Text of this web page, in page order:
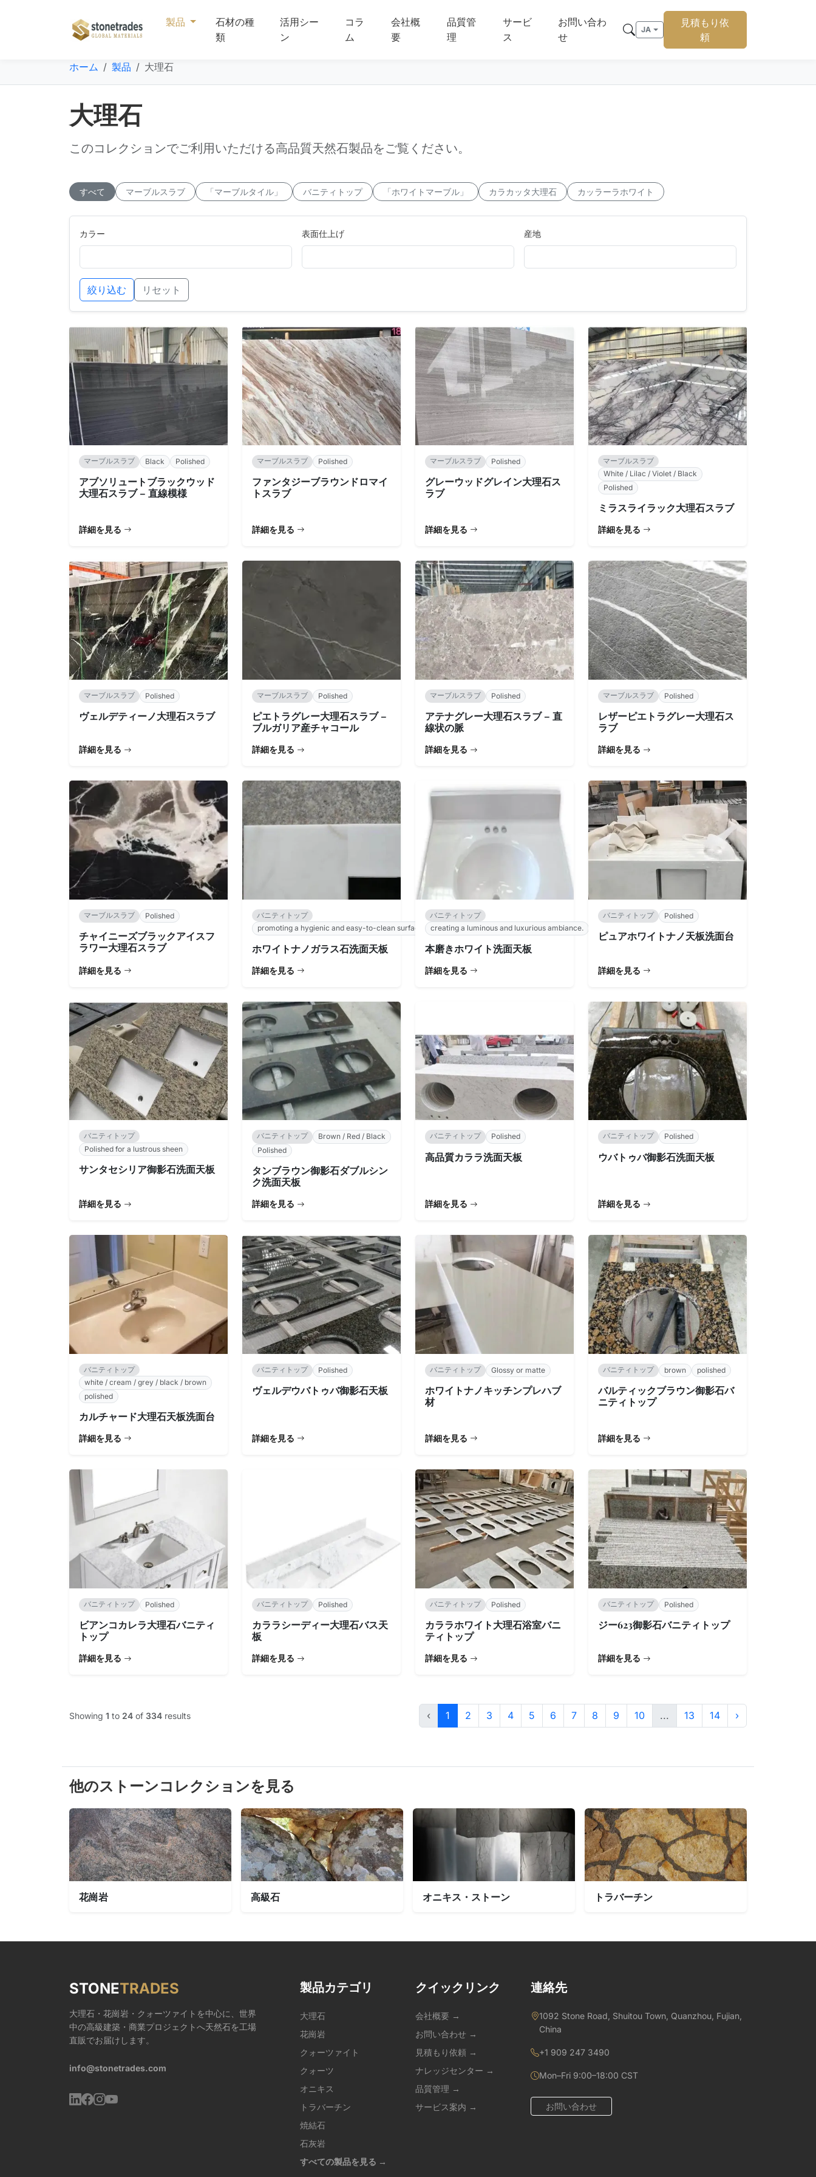
製品
石材の種
類
活用シー
ン
コラ
ム
会社概
要
品質管
理
サービ
ス
お問い合わ
せ
JA
見積もり依
頼
ホーム 製品 大理石
大理石
このコレクションでご利用いただける高品質天然石製品をご覧ください。
すべて マーブルスラブ 「マーブルタイル」 バニティトップ 「ホワイトマーブル」 カラカッタ大理石 カッラーラホワイト
カラー 表面仕上げ 産地
絞り込む リセット
マーブルスラブ Black Polished
アブソリュートブラックウッド
大理石スラブ – 直線模様
詳細を見る
マーブルスラブ Polished
ファンタジーブラウンドロマイ
トスラブ
詳細を見る
マーブルスラブ Polished
グレーウッドグレイン大理石ス
ラブ
詳細を見る
マーブルスラブ
White / Lilac / Violet / Black
Polished
ミラスライラック大理石スラブ
詳細を見る
マーブルスラブ Polished
ヴェルデティーノ大理石スラブ
詳細を見る
マーブルスラブ Polished
ピエトラグレー大理石スラブ –
ブルガリア産チャコール
詳細を見る
マーブルスラブ Polished
アテナグレー大理石スラブ – 直
線状の脈
詳細を見る
マーブルスラブ Polished
レザーピエトラグレー大理石ス
ラブ
詳細を見る
マーブルスラブ Polished
チャイニーズブラックアイスフ
ラワー大理石スラブ
詳細を見る
バニティトップ
promoting a hygienic and easy-to-clean surface.
ホワイトナノガラス石洗面天板
詳細を見る
バニティトップ
creating a luminous and luxurious ambiance.
本磨きホワイト洗面天板
詳細を見る
バニティトップ Polished
ピュアホワイトナノ天板洗面台
詳細を見る
バニティトップ
Polished for a lustrous sheen
サンタセシリア御影石洗面天板
詳細を見る
バニティトップ
Brown / Red / Black
Polished
タンブラウン御影石ダブルシン
ク洗面天板
詳細を見る
バニティトップ Polished
高品質カララ洗面天板
詳細を見る
バニティトップ Polished
ウバトゥバ御影石洗面天板
詳細を見る
バニティトップ
white / cream / grey / black / brown
polished
カルチャード大理石天板洗面台
詳細を見る
バニティトップ Polished
ヴェルデウバトゥバ御影石天板
詳細を見る
バニティトップ Glossy or matte
ホワイトナノキッチンプレハブ
材
詳細を見る
バニティトップ brown polished
バルティックブラウン御影石バ
ニティトップ
詳細を見る
バニティトップ Polished
ビアンコカレラ大理石バニティ
トップ
詳細を見る
バニティトップ Polished
カララシーディー大理石バス天
板
詳細を見る
バニティトップ Polished
カララホワイト大理石浴室バニ
ティトップ
詳細を見る
バニティトップ Polished
ジー623御影石バニティトップ
詳細を見る
Showing 1 to 24 of 334 results ‹ 1 2 3 4 5 6 7 8 9 10 ... 13 14 ›
他のストーンコレクションを見る
花崗岩 高級石 オニキス・ストーン トラバーチン
STONETRADES
大理石・花崗岩・クォーツァイトを中心に、世界
中の高級建築・商業プロジェクトへ天然石を工場
直販でお届けします。
info@stonetrades.com
製品カテゴリ
大理石
花崗岩
クォーツァイト
クォーツ
オニキス
トラバーチン
焼結石
石灰岩
すべての製品を見る →
クイックリンク
会社概要 →
お問い合わせ →
見積もり依頼 →
ナレッジセンター →
品質管理 →
サービス案内 →
連絡先
1092 Stone Road, Shuitou Town, Quanzhou, Fujian,
China
+1 909 247 3490
Mon–Fri 9:00–18:00 CST
お問い合わせ